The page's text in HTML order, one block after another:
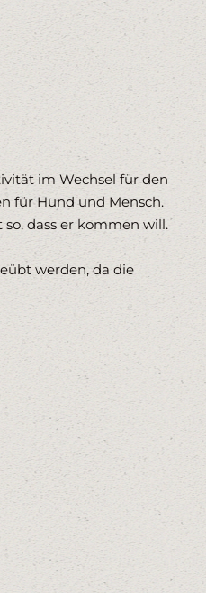
im Wechsel für den
für Hund und Mensch.
dass er kommen will.
werden, da die